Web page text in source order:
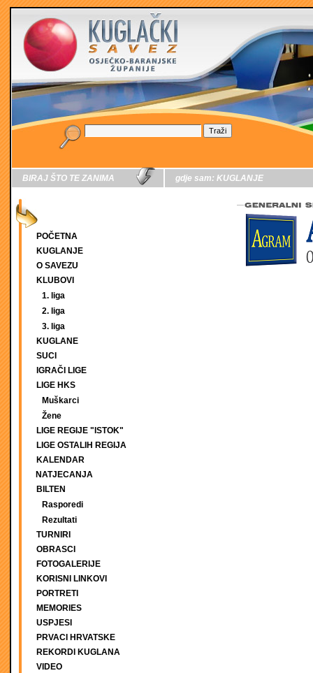
BIRAJ ŠTO TE ZANIMA
POČETNA
KUGLANJE
O SAVEZU
KLUBOVI
1. liga
2. liga
3. liga
KUGLANE
SUCI
IGRAČI LIGE
LIGE HKS
Muškarci
Žene
LIGE REGIJE "ISTOK"
LIGE OSTALIH REGIJA
KALENDAR
NATJECANJA
BILTEN
Rasporedi
Rezultati
TURNIRI
OBRASCI
FOTOGALERIJE
KORISNI LINKOVI
PORTRETI
MEMORIES
USPJESI
PRVACI HRVATSKE
REKORDI KUGLANA
VIDEO
gdje sam: KUGLANJE